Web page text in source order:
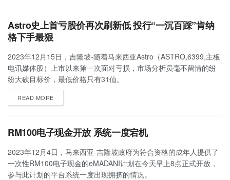
Astro史上首亏股价再次刷新低 投行“一沉百踩”肯纳
格下手最狠
2023年12月15日，吉隆坡-随着马来西亚Astro（ASTRO,6399,主板
电讯媒体股）上市以来第一次面对亏损，市场分析员毫不留情的纷
纷大砍目标价，最低价格只有31仙。
READ MORE
RM100电子现金开放 系统一度宕机
2023年12月4日，马来西亚-吉隆坡政府为符合资格的成年人提供了
一次性RM100电子现金的eMADANI计划在今天早上8点正式开放，
参与此计划的平台系统一度出现拥挤的情况。